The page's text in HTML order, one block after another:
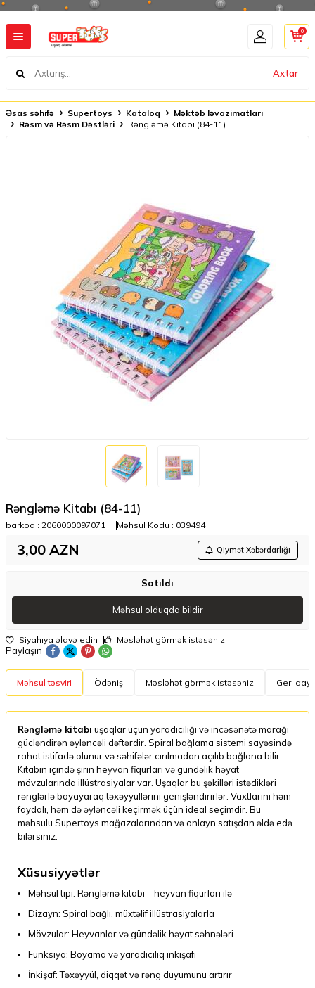
Axtar
0
Əsas səhifə Supertoys Kataloq
Məktəb ləvazimatları
Rəsm və Rəsm Dəstləri
Rəngləmə Kitabı (84-11)
Rəngləmə Kitabı (84-11)
barkod : 2060000097071 Məhsul Kodu : 039494
3,00 AZN Qiymət Xəbərdarlığı
Satıldı
Məhsul olduqda bildir
Siyahıya əlavə edin Məsləhət görmək istəsəniz
Paylaşın
Məhsul təsviri Ödəniş Məsləhət görmək istəsəniz Geri
Rəngləmə kitabı uşaqlar üçün yaradıcılığı və incəsənətə marağı
gücləndirən əyləncəli dəftərdir. Spiral bağlama sistemi sayəsində
rahat istifadə olunur və səhifələr cırılmadan açılıb bağlana bilir.
Kitabın içində şirin heyvan fiqurları və gündəlik həyat
mövzularında illüstrasiyalar var. Uşaqlar bu şəkilləri istədikləri
rənglərlə boyayaraq təxəyyüllərini genişləndirirlər. Vaxtlarını həm
faydalı, həm də əyləncəli keçirmək üçün ideal seçimdir. Bu
məhsulu Supertoys mağazalarından və onlayn satışdan əldə edə
bilərsiniz.
Xüsusiyyətlər
Məhsul tipi: Rəngləmə kitabı – heyvan fiqurları ilə
Dizayn: Spiral bağlı, müxtəlif illüstrasiyalarla
Mövzular: Heyvanlar və gündəlik həyat səhnələri
Funksiya: Boyama və yaradıcılıq inkişafı
İnkişaf: Təxəyyül, diqqət və rəng duyumunu artırır